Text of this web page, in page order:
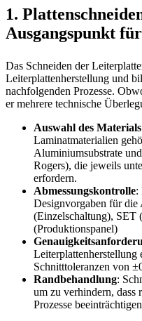
1.
Ausgangspunkt
Das Schneiden der
Leiterplattenherstellung und
nachfolgenden Prozesse.
er mehrere technische
Auswahl des Materials
Laminatmaterialien
Aluminiumsubstrate
Rogers), die jeweils
erfordern.
Abmessungskontrolle:
Designvorgaben für
(Einzelschaltung), SET
(Produktionspanel)
Leiterplattenherstellung
Schnitttoleranzen von
Randbehandlung:
um zu verhindern, dass
Prozesse beeinträchtigen